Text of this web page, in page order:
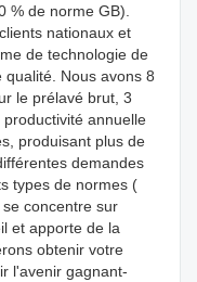
% de norme GB).
nationaux et
de technologie de
Nous avons 8
le prélavé brut, 3
annuelle
produisant plus de
demandes
types de normes (
concentre sur
et apporte de la
obtenir votre
l'avenir gagnant-